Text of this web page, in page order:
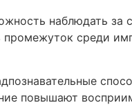
наблюдать
промежуток среди
повышают